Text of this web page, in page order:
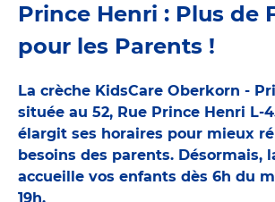
Prince Henri : Plus de
pour les Parents !
La crèche KidsCare Oberkorn -
située au 52, Rue Prince Henri L-
élargit ses horaires pour mieux
besoins des parents. Désormais,
accueille vos enfants dès 6h du
19h.